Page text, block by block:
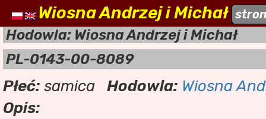
naszehodowle.pl
Wiosna Andrzej i Michał
Hodowla: Wiosna Andrzej i Michał
PL-0143-00-8089
Płeć: samica Hodowla: Wiosna
Opis: